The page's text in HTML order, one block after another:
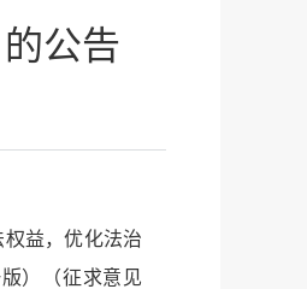
公告
益，优化法治
）（征求意见